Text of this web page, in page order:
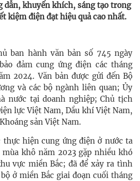
dẫn, khuyến khích, sáng tạo trong
kiệm điện đạt hiệu quả cao nhất.
ban hành văn bảnsố 745 ngày
đảm cung ứng điện các tháng
2024. Văn bản được gửi đến Bộ
và các bộ ngành liên quan; Ủy
nước tại doanh nghiệp; Chủ tịch
lực Việt Nam, Dầu khí Việt Nam,
sản Việt Nam.
thực hiện cung ứng điện ở nước ta
khô năm 2023 gặp nhiều khó
vực miền Bắc; đã để xảy ra tình
ở miền Bắc giai đoạn cuối tháng